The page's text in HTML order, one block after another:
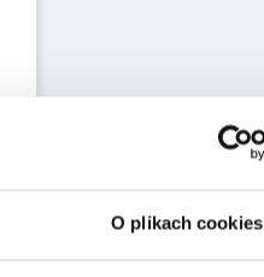
O plikach cookies